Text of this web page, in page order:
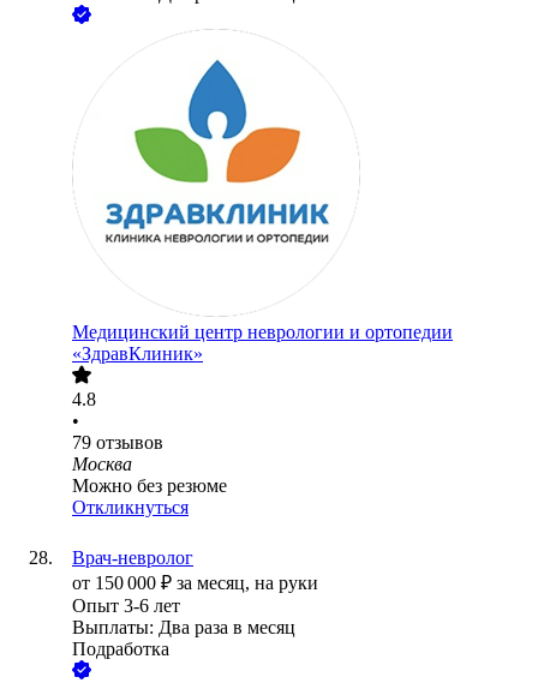
Медицинский центр неврологии и ортопедии
«ЗдравКлиник»
4.8
•
79 отзывов
Москва
Можно без резюме
Откликнуться
Врач-невролог
от 150 000 ₽ за месяц, на руки
Опыт 3-6 лет
Выплаты: Два раза в месяц
Подработка